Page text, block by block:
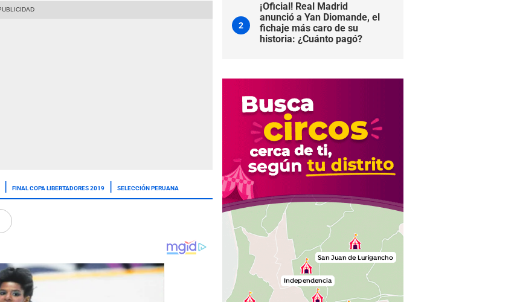
FINAL COPA LIBERTADORES 2019 SELECCIÓN PERUANA
2
¡Oficial! Real Madrid
anunció a Yan Diomande, el
fichaje más caro de su
historia: ¿Cuánto pagó?